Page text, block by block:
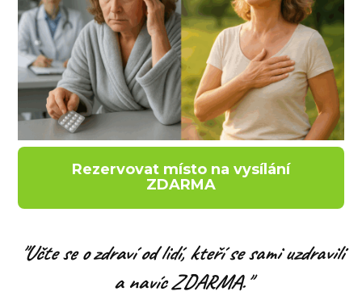
Rezervovat místo na vysílání
ZDARMA
"Učte se ozdravíod lidí, kteří se sami uzdravili
a navíc ZDARMA."